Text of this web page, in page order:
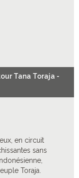
Tana Toraja -
en circuit
sans
Toraja.